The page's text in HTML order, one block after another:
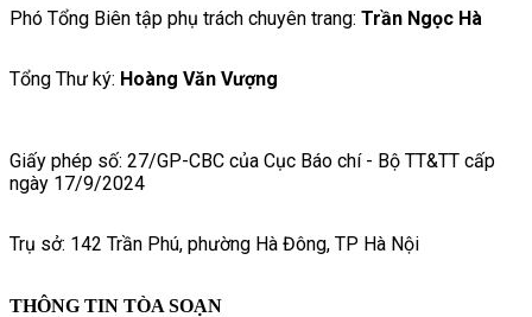
Phó Tổng Biên tập phụ trách chuyên trang: Trần Ngọc Hà
Tổng Thư ký: Hoàng Văn Vượng
Giấy phép số: 27/GP-CBC của Cục Báo chí - Bộ TT&TT cấp
ngày 17/9/2024
Trụ sở: 142 Trần Phú, phường Hà Đông, TP Hà Nội
THÔNG TIN TÒA SOẠN